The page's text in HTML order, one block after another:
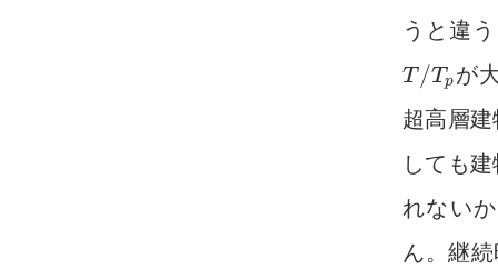
うと違
T /Tp
T/ Tp
が
超高層
しても
れない
ん。継